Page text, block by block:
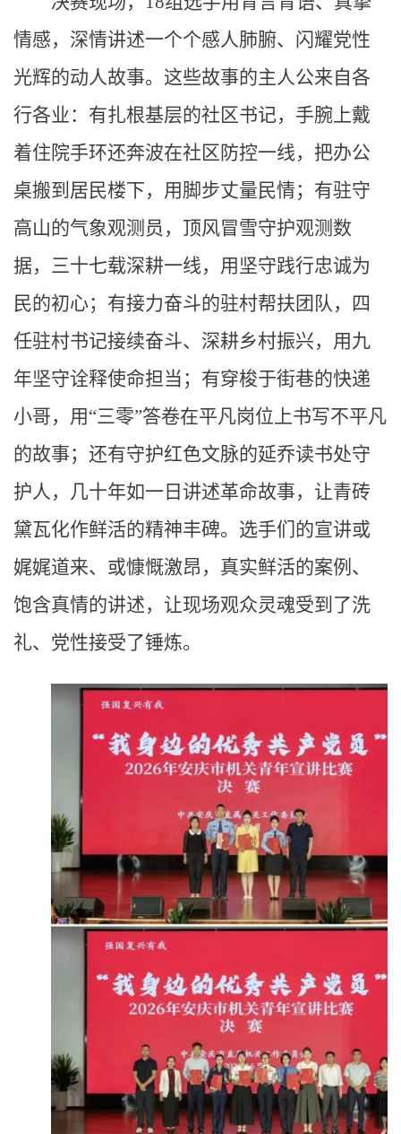
情感，深情讲述一个个感人肺腑、闪耀党性
光辉的动人故事。这些故事的主人公来自各
行各业：有扎根基层的社区书记，手腕上戴
着住院手环还奔波在社区防控一线，把办公
桌搬到居民楼下，用脚步丈量民情；有驻守
高山的气象观测员，顶风冒雪守护观测数
据，三十七载深耕一线，用坚守践行忠诚为
民的初心；有接力奋斗的驻村帮扶团队，四
任驻村书记接续奋斗、深耕乡村振兴，用九
年坚守诠释使命担当；有穿梭于街巷的快递
小哥，用“三零”答卷在平凡岗位上书写不平凡
的故事；还有守护红色文脉的延乔读书处守
护人，几十年如一日讲述革命故事，让青砖
黛瓦化作鲜活的精神丰碑。选手们的宣讲或
娓娓道来、或慷慨激昂，真实鲜活的案例、
饱含真情的讲述，让现场观众灵魂受到了洗
礼、党性接受了锤炼。